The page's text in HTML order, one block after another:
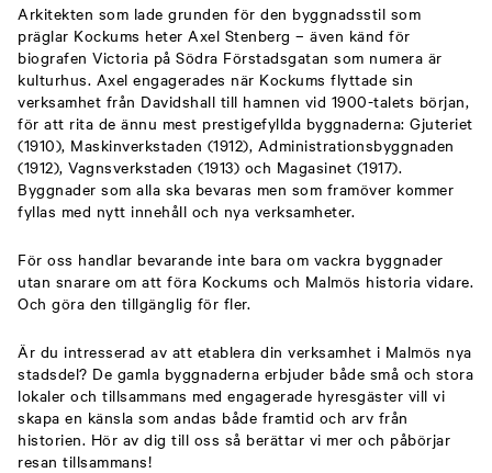
Arkitekten som lade grunden för den byggnadsstil som
präglar Kockums heter Axel Stenberg – även känd för
biografen Victoria på Södra Förstadsgatan som numera är
kulturhus. Axel engagerades när Kockums flyttade sin
verksamhet från Davidshall till hamnen vid 1900-talets början,
för att rita de ännu mest prestigefyllda byggnaderna: Gjuteriet
(1910), Maskinverkstaden (1912), Administrationsbyggnaden
(1912), Vagnsverkstaden (1913) och Magasinet (1917).
Byggnader som alla ska bevaras men som framöver kommer
fyllas med nytt innehåll och nya verksamheter.
För oss handlar bevarande inte bara om vackra byggnader
utan snarare om att föra Kockums och Malmös historia vidare.
Och göra den tillgänglig för fler.
Är du intresserad av att etablera din verksamhet i Malmös nya
stadsdel? De gamla byggnaderna erbjuder både små och stora
lokaler och tillsammans med engagerade hyresgäster vill vi
skapa en känsla som andas både framtid och arv från
historien. Hör av dig till oss så berättar vi mer och påbörjar
resan tillsammans!